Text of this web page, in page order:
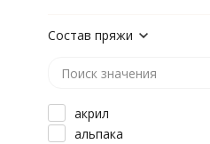
Состав пряжи
акрил
альпака